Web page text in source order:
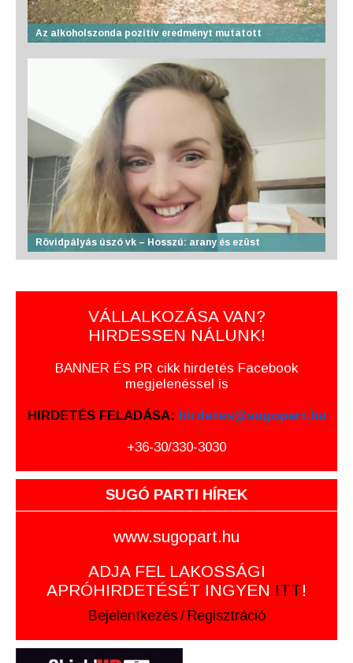
Az alkoholszonda pozitív eredményt mutatott
Rövidpályás úszó vk – Hosszú: arany és ezüst
VÁLLALKOZÁSA VAN?
HIRDESSEN NÁLUNK!
BANNER ÉS PR cikk hirdetés Facebook
megjelenéssel is
HIRDETÉS FELADÁSA: hirdetes@sugopart.hu
+36-30/330-3030
SUGÓ PARTI HÍREK
www.sugopart.hu
ADJA FEL LAKOSSÁGI
APRÓHIRDETÉSÉT INGYEN ITT!
Bejelentkezés / Regisztráció